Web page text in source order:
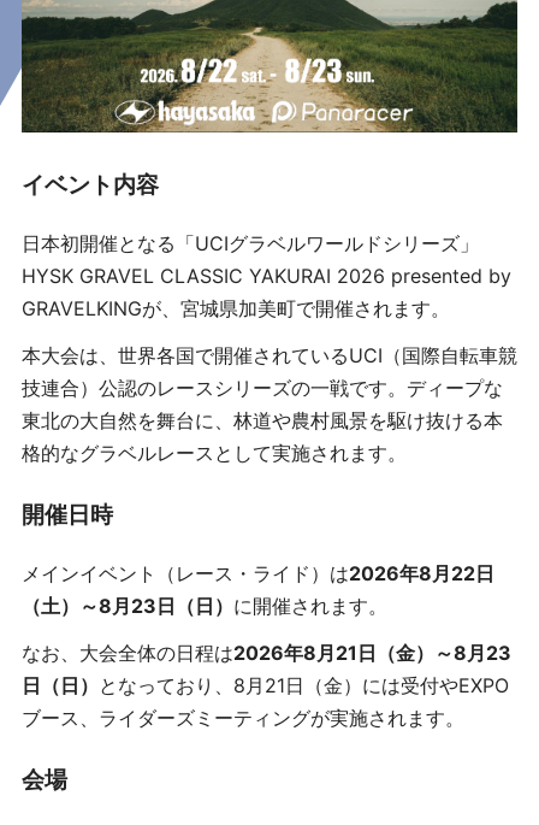
イベント内容
日本初開催となる「UCIグラベルワールドシリーズ」
HYSK GRAVEL CLASSIC YAKURAI 2026 presented by
GRAVELKINGが、宮城県加美町で開催されます。
本大会は、世界各国で開催されているUCI（国際自転車競
技連合）公認のレースシリーズの一戦です。ディープな
東北の大自然を舞台に、林道や農村風景を駆け抜ける本
格的なグラベルレースとして実施されます。
開催日時
メインイベント（レース・ライド）は2026年8月22日
（土）～8月23日（日） に開催されます。
なお、大会全体の日程は2026年8月21日（金）～8月23
日（日） となっており、8月21日（金）には受付やEXPO
ブース、ライダーズミーティングが実施されます。
会場